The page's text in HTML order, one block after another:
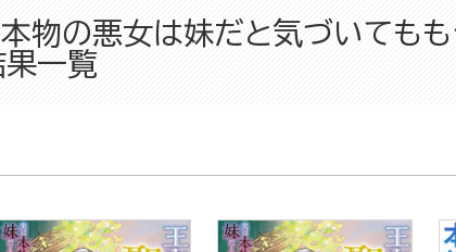
本物の悪女は妹だと気づいても
果一覧